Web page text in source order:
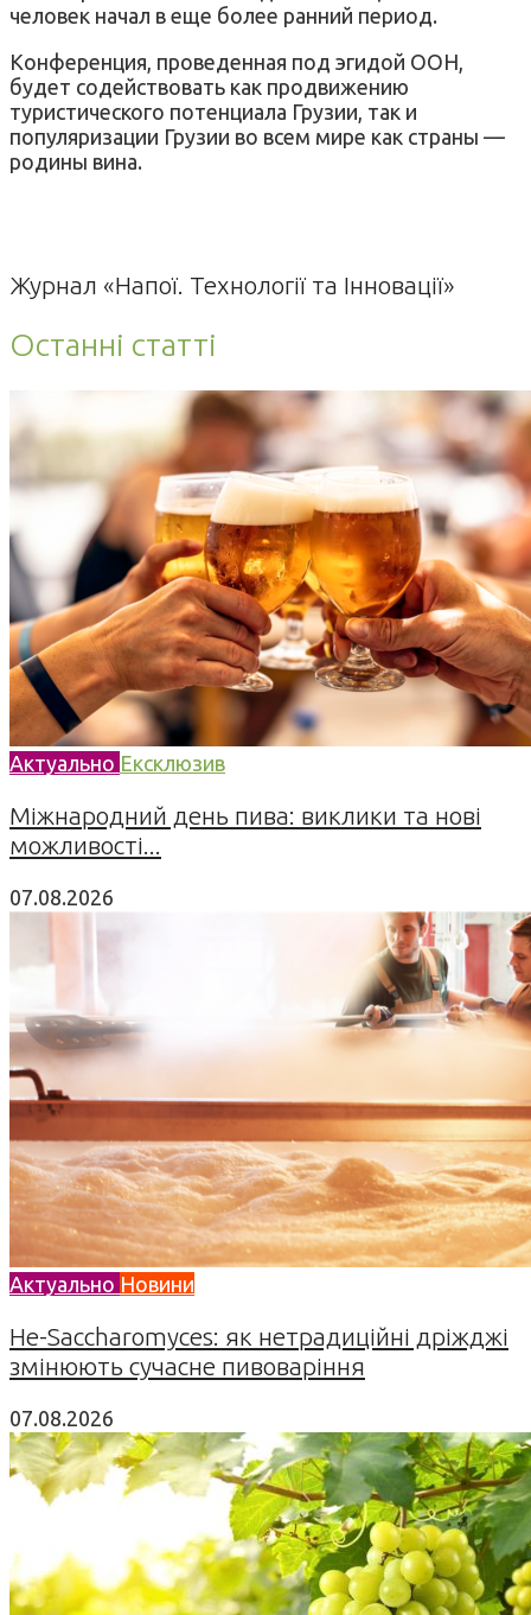
человек начал в еще более ранний период.
Конференция, проведенная под эгидой ООН,
будет содействовать как продвижению
туристического потенциала Грузии, так и
популяризации Грузии во всем мире как страны —
родины вина.
Журнал «Напої. Технології та Інновації»
Останні статті
Актуально Ексклюзив
Міжнародний день пива: виклики та нові
можливості...
07.08.2026
Актуально Новини
Не-Saccharomyces: як нетрадиційні дріжджі
змінюють сучасне пивоваріння
07.08.2026